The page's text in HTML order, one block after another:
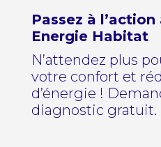
Passez à l’action
Energie Habitat
N’attendez plus
votre confort et
d’énergie !
diagnostic gratuit.